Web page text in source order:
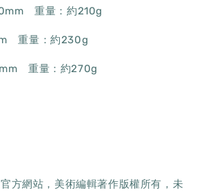
重量：約210g
重量：約230g
重量：約270g
方網站，美術編輯著作版權所有，未